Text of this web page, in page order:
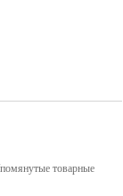
товарные